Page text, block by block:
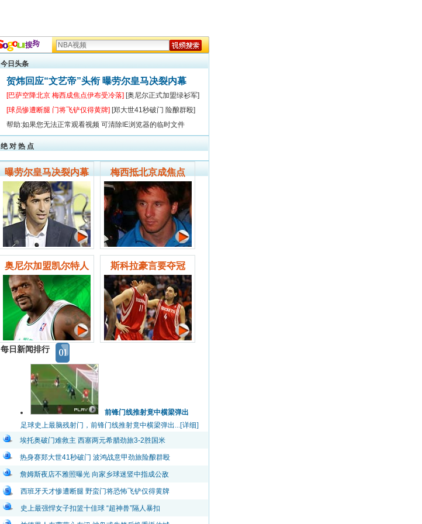
今日头条
贺炜回应“文艺帝”头衔 曝劳尔皇马决裂内幕
[巴萨空降北京 梅西成焦点伊布受冷落] [奥尼尔正式加盟绿衫军]
[球员惨遭断腿 门将飞铲仅得黄牌] [郑大世41秒破门 险酿群殴]
帮助:如果您无法正常观看视频 可清除IE浏览器的临时文件
绝 对 热 点
曝劳尔皇马决裂内幕 梅西抵北京成焦点
奥尼尔加盟凯尔特人 斯科拉豪言要夺冠
每日新闻排行
前锋门线推射竟中横梁弹出
足球史上最脑残射门，前锋门线推射竟中横梁弹出...[详细]
埃托奥破门难救主 西塞两元希腊劲旅3-2胜国米
热身赛郑大世41秒破门 波鸿战意甲劲旅险酿群殴
詹姆斯夜店不雅照曝光 向家乡球迷竖中指成公敌
西班牙天才惨遭断腿 野蛮门将恐怖飞铲仅得黄牌
史上最强悍女子扣篮十佳球 “超神兽”隔人暴扣